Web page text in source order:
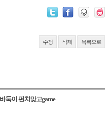
수정 삭제 목록으로
둑이 펀치맞고game